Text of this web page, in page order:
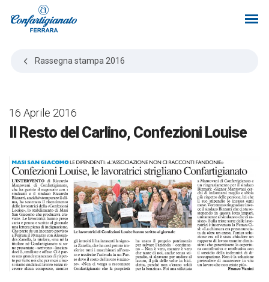
Rassegna stampa 2016
16 Aprile 2016
Il Resto del Carlino, Confezioni Louise